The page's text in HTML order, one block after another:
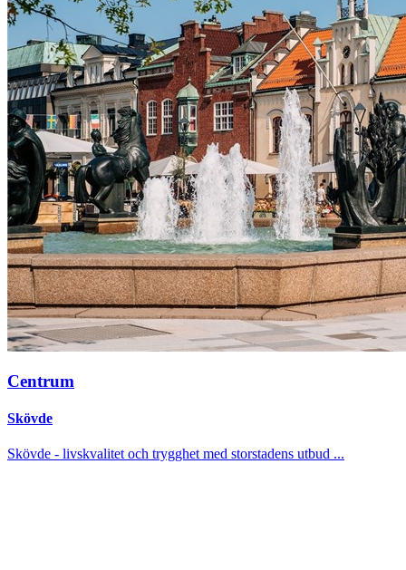
Centrum
Skövde
Skövde - livskvalitet och trygghet med storstadens utbud ...